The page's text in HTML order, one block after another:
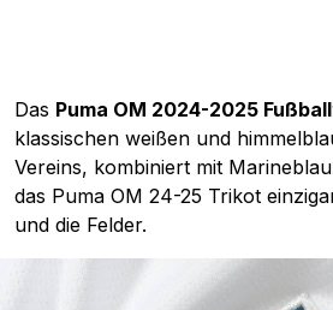
Das Puma OM 2024-2025
klassischen weißen und
Vereins, kombiniert mit
das Puma OM 24-25 Trikot
und die Felder.